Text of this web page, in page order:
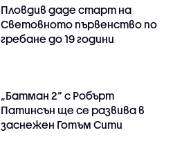
Пловдив даде старт на
Световното първенство по
гребане до 19 години
„Батман 2“ с Робърт
Патинсън ще се развива в
заснежен Готъм Сити